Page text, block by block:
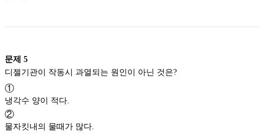
문제 5
디젤기관이 작동시 과열되는 원인이 아닌 것은?
①
냉각수 양이 적다.
②
물자킷내의 물때가 많다.